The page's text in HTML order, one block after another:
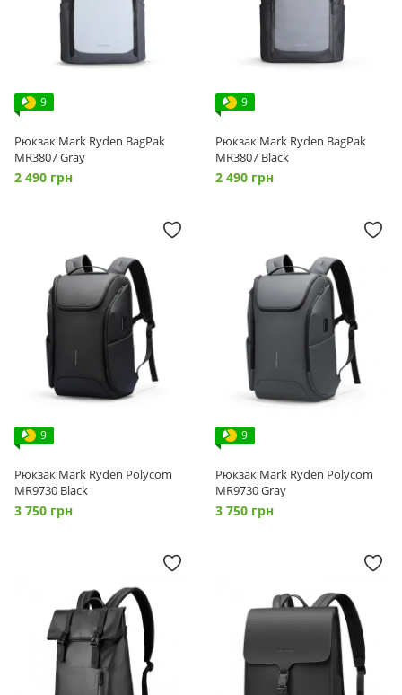
9
Рюкзак Mark Ryden BagPak
MR3807 Gray
2 490 грн
9
Рюкзак Mark Ryden BagPak
MR3807 Black
2 490 грн
9
Рюкзак Mark Ryden Polycom
MR9730 Black
3 750 грн
9
Рюкзак Mark Ryden Polycom
MR9730 Gray
3 750 грн